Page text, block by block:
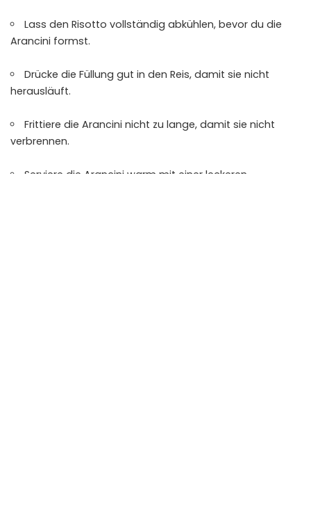
Lass den Risotto vollständig abkühlen, bevor du die
Arancini formst.
Drücke die Füllung gut in den Reis, damit sie nicht
herausläuft.
Frittiere die Arancini nicht zu lange, damit sie nicht
verbrennen.
Serviere die Arancini warm mit einer leckeren